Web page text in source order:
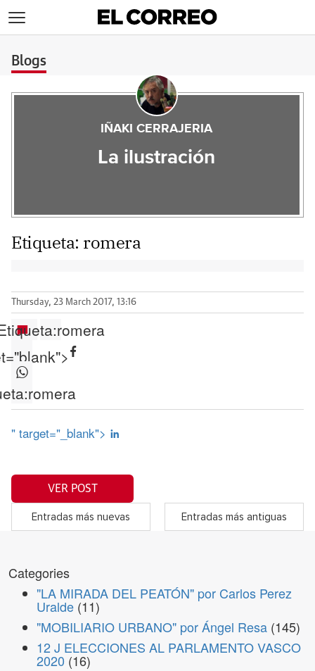
Blogs
IÑAKI CERRAJERIA
La ilustración
Etiqueta: romera
Thursday, 23 March 2017, 13:16
romera
romera
" target="_blank">
VER POST
Entradas más nuevas Entradas más antiguas
Categories
"LA MIRADA DEL PEATÓN" por Carlos Perez
Uralde (11)
"MOBILIARIO URBANO" por Ángel Resa (145)
12 J ELECCIONES AL PARLAMENTO VASCO
2020 (16)